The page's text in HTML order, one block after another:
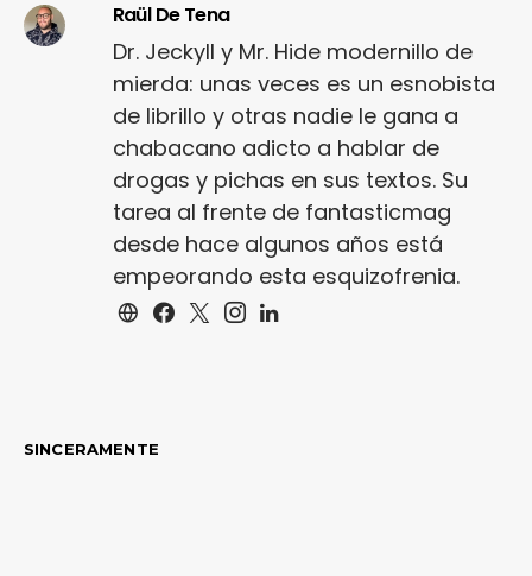
Raül De Tena
Dr. Jeckyll y Mr. Hide modernillo de
mierda: unas veces es un esnobista
de librillo y otras nadie le gana a
chabacano adicto a hablar de
drogas y pichas en sus textos. Su
tarea al frente de fantasticmag
desde hace algunos años está
empeorando esta esquizofrenia.
SINCERAMENTE